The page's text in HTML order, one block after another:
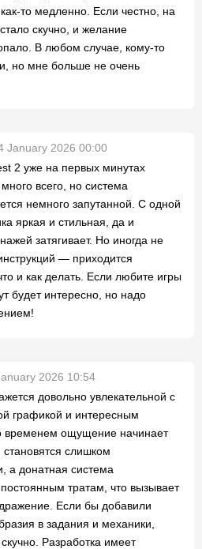
то медленно. Если честно, на
скучно, и желание
В любом случае, кому-то
но мне больше не очень
January 2026 00:00
2 уже на первых минутах
всего, но система
немного запутанной. С одной
яркая и стильная, да и
затягивает. Но иногда не
— приходится
и как делать. Если любите игры
будет интересно, но надо
2026 10:54
довольно увлекательной с
графикой и интересным
временем ощущение начинает
становятся слишком
а донатная система
постоянным тратам, что вызывает
Если бы добавили
в задания и механики,
Разработка имеет